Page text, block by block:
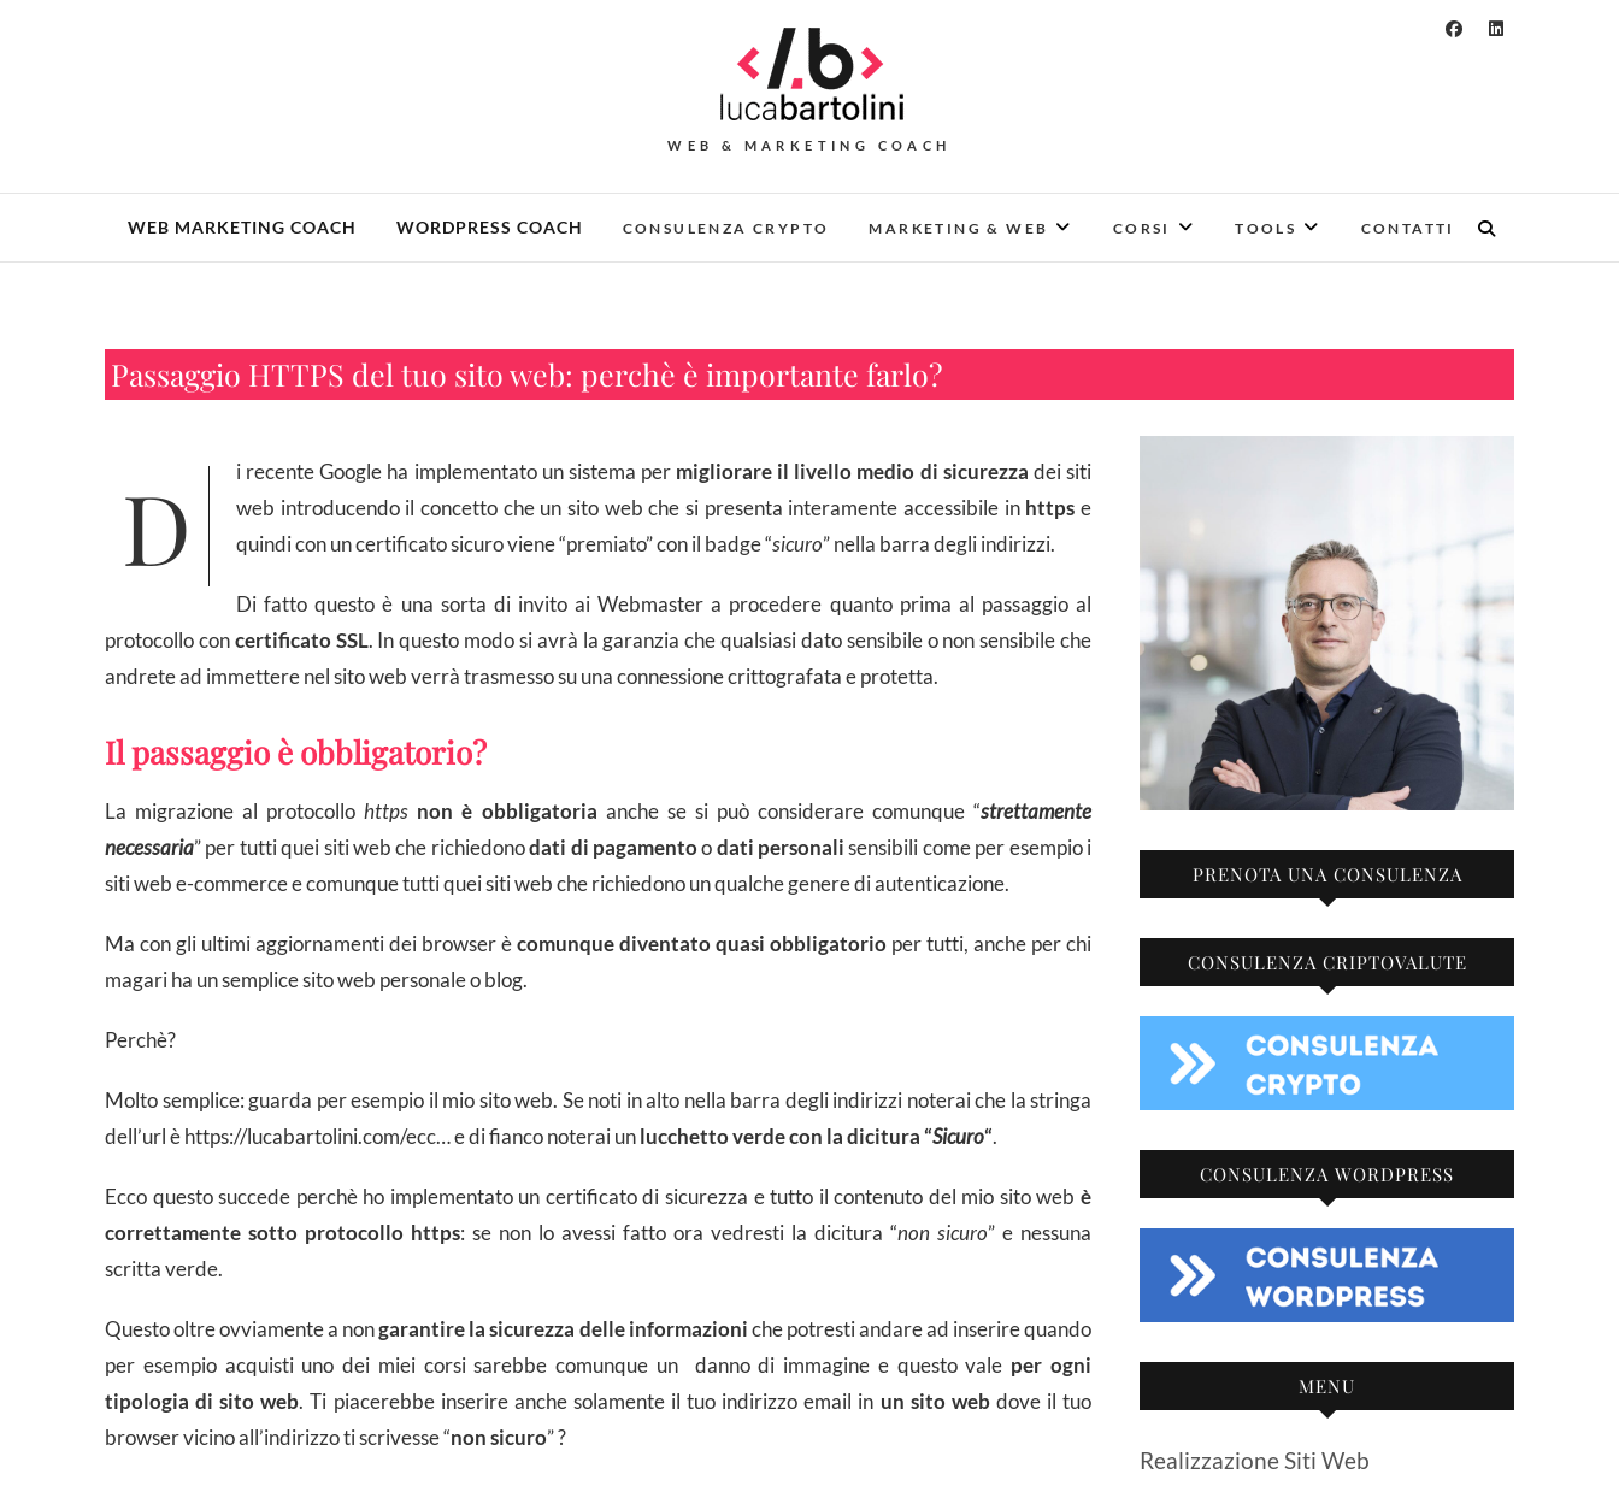
WEB & MARKETING COACH
WEB MARKETING COACH WORDPRESS COACH CONSULENZA CRYPTO MARKETING & WEB CORSI TOOLS CONTATTI
Passaggio HTTPS del tuo sito web: perchè è importante farlo?
Di recente Google ha implementato un sistema per migliorare il livello medio di sicurezza dei siti
web introducendo il concetto che un sito web che si presenta interamente accessibile in https e
quindi con un certificato sicuro viene “premiato” con il badge “sicuro” nella barra degli indirizzi.
Di fatto questo è una sorta di invito ai Webmaster a procedere quanto prima al passaggio al
protocollo concertificato SSL. In questo modo si avrà la garanzia che qualsiasi dato sensibile o non sensibile che
andrete ad immettere nel sito web verrà trasmesso su una connessione crittografata e protetta.
Il passaggio è obbligatorio?
La migrazione al protocollohttps non è obbligatoria anche se si può considerare comunque “strettamente
necessaria” per tutti quei siti web che richiedonodati di pagamentoodati personalisensibili come per esempio i
siti web e-commerce e comunque tutti quei siti web che richiedono un qualche genere di autenticazione.
Ma con gli ultimi aggiornamenti dei browser ècomunque diventato quasi obbligatorio per tutti, anche per chi
magari ha un semplice sito web personale o blog.
Perchè?
Molto semplice: guarda per esempio il mio sito web. Se noti in alto nella barra degli indirizzi noterai che la stringa
dell’url è https://lucabartolini.com/ecc… e di fianco noterai unlucchetto verde con la dicitura “Sicuro“.
Ecco questo succede perchè ho implementato un certificato di sicurezza e tutto il contenuto del mio sito web è
correttamente sotto protocollo https: se non lo avessi fatto ora vedresti la dicitura “non sicuro” e nessuna
scritta verde.
Questo oltre ovviamente a nongarantire la sicurezza delle informazioniche potresti andare ad inserire quando
per esempio acquisti uno dei miei corsi sarebbe comunque un danno di immagine e questo vale per ogni
tipologia di sito web. Ti piacerebbe inserire anche solamente il tuo indirizzo email in un sito webdove il tuo
browser vicino all’indirizzo ti scrivesse “non sicuro” ?
PRENOTA UNA CONSULENZA
CONSULENZA CRIPTOVALUTE
CONSULENZA WORDPRESS
MENU
Realizzazione Siti Web